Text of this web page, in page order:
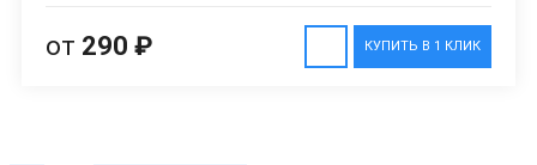
КУПИТЬ В 1 КЛИК
от 290 ₽